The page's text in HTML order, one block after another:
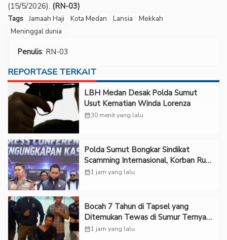
(15/5/2026). (RN-03)
Tags Jamaah Haji Kota Medan Lansia
Mekkah
Meninggal dunia
Penulis: RN-03
REPORTASE TERKAIT
LBH Medan Desak Polda Sumut
Usut Kematian Winda Lorenza
calendar_month30 menit yang lalu
Polda Sumut Bongkar Sindikat
Scamming Internasional, Korban Rugi
Rp6,7 Miliar
calendar_month1 jam yang lalu
Bocah 7 Tahun di Tapsel yang
Ditemukan Tewas di Sumur Ternyata
Korban Kekerasan Seksual
calendar_month1 jam yang lalu